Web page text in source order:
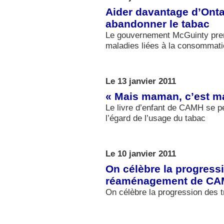
Aider davantage
abandonner le tabac
Le gouvernement McGuinty
maladies liées à la
Le 13 janvier 2011
« Mais maman, c’est
Le livre d’enfant de CAMH se
l’égard de l’usage du tabac
Le 10 janvier 2011
On célèbre la
réaménagement de
On célèbre la progression des